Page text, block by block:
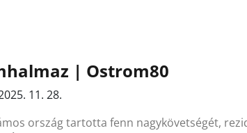
| Ostrom80
11. 28.
ország tartotta fenn nagykövetségét,